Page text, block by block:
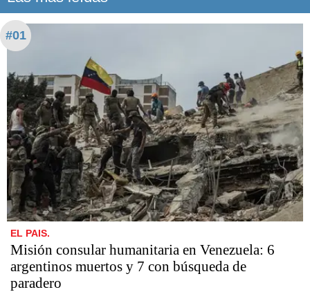
#01
EL PAIS.
Misión consular humanitaria en Venezuela: 6
argentinos muertos y 7 con búsqueda de
paradero